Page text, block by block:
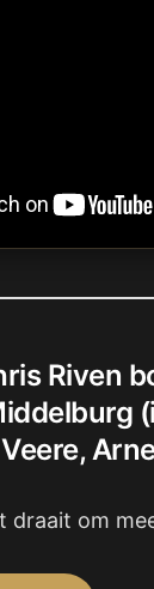
Riven
draait om